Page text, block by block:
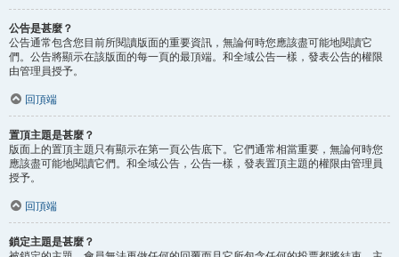
公告是甚麼？
公告通常包含您目前所閱讀版面的重要資訊，無論何時您應該盡可能地閱讀它
們。公告將顯示在該版面的每一頁的最頂端。和全域公告一樣，發表公告的權限
由管理員授予。
回頂端
置頂主題是甚麼？
版面上的置頂主題只有顯示在第一頁公告底下。它們通常相當重要，無論何時您
應該盡可能地閱讀它們。和全域公告，公告一樣，發表置頂主題的權限由管理員
授予。
回頂端
鎖定主題是甚麼？